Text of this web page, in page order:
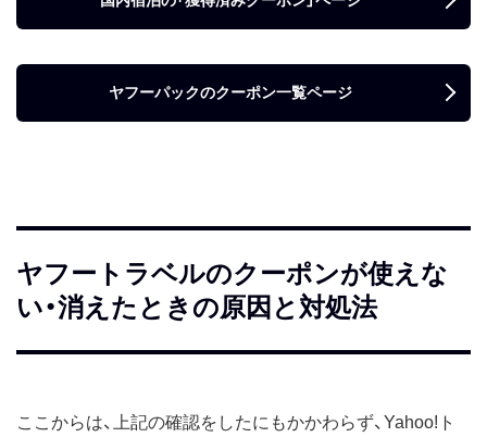
ヤフーパックのクーポン一覧ページ
ヤフートラベルのクーポンが使えな
い・消えたときの原因と対処法
ここからは、上記の確認をしたにもかかわらず、Yahoo!ト